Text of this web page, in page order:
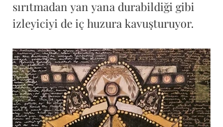
sırıtmadan yan yana durabildiği gibi
izleyiciyi de iç huzura kavuşturuyor.